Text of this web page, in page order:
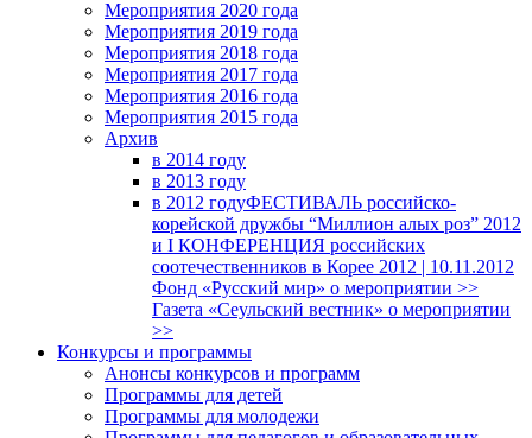
Мероприятия 2020 года
Мероприятия 2019 года
Мероприятия 2018 годa
Мероприятия 2017 года
Мероприятия 2016 года
Мероприятия 2015 года
Архив
в 2014 году
в 2013 году
в 2012 годуФЕСТИВАЛЬ российско-
корейской дружбы “Миллион алых роз” 2012
и I КОНФЕРЕНЦИЯ российских
соотечественников в Корее 2012 | 10.11.2012
Фонд «Русский мир» о мероприятии >>
Газета «Сеульский вестник» о мероприятии
>>
Конкурсы и программы
Анонсы конкурсов и программ
Программы для детей
Программы для молодежи